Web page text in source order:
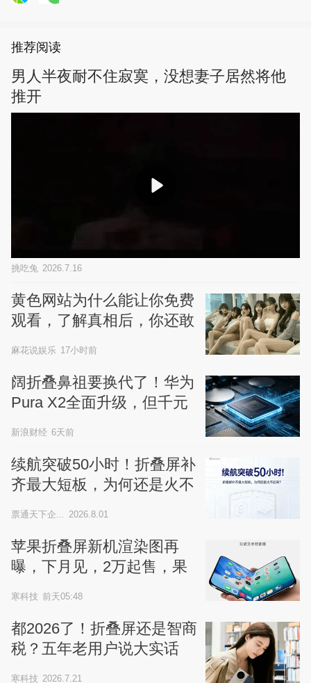
推荐阅读
男人半夜耐不住寂寞，没想妻子居然将他
推开
挑吃兔 2026.7.16
黄色网站为什么能让你免费
观看，了解真相后，你还敢
麻花说娱乐 17小时前
阔折叠鼻祖要换代了！华为
Pura X2全面升级，但千元
新浪财经 6天前
续航突破50小时！折叠屏补
齐最大短板，为何还是火不
票通天下企... 2026.8.01
苹果折叠屏新机渲染图再
曝，下月见，2万起售，果
寒科技 前天05:48
都2026了！折叠屏还是智商
税？五年老用户说大实话
寒科技 2026.7.21